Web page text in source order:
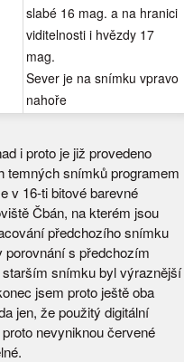
slabé 16 mag. a na hranici
viditelnosti i hvězdy 17
mag.
Sever je na snímku vpravo
nahoře
i proto je již provedeno
temných snímků programem
v 16-ti bitové barevné
Čbán, na kterém jsou
předchozího snímku
porovnání s předchozím
snímku byl výraznější
jsem proto ještě oba
jen, že použitý digitální
nevyniknou červené